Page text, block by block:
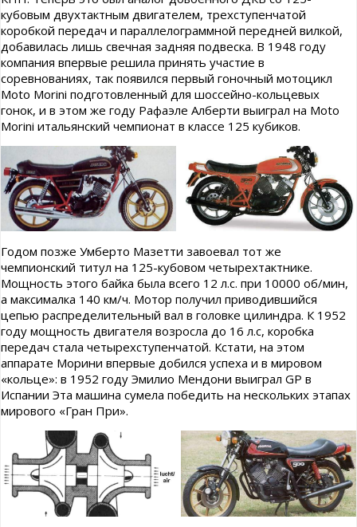
кубовым двухтактным двигателем, трехступенчатой
коробкой передач и параллелограммной передней вилкой,
добавилась лишь свечная задняя подвеска. В 1948 году
компания впервые решила принять участие в
соревнованиях, так появился первый гоночный мотоцикл
Moto Morini подготовленный для шоссейно-кольцевых
гонок, и в этом же году Рафаэле Алберти выиграл на Moto
Morini итальянский чемпионат в классе 125 кубиков.
Годом позже Умберто Мазетти завоевал тот же
чемпионский титул на 125-кубовом четырехтактнике.
Мощность этого байка была всего 12 л.с. при 10000 об/мин,
а максималка 140 км/ч. Мотор получил приводившийся
цепью распределительный вал в головке цилиндра. К 1952
году мощность двигателя возросла до 16 л.с, коробка
передач стала четырехступенчатой. Кстати, на этом
аппарате Морини впервые добился успеха и в мировом
«кольце»: в 1952 году Эмилио Мендони выиграл GP в
Испании Эта машина сумела победить на нескольких этапах
мирового «Гран При».